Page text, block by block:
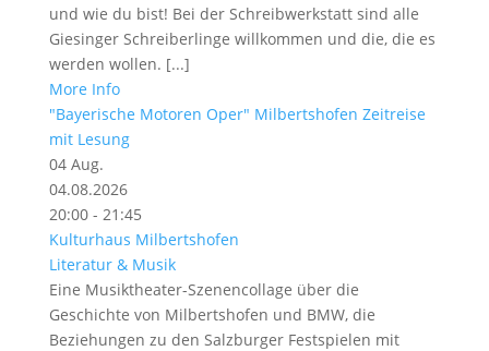
und wie du bist! Bei der Schreibwerkstatt sind alle
Giesinger Schreiberlinge willkommen und die, die es
werden wollen. [...]
More Info
"Bayerische Motoren Oper" Milbertshofen Zeitreise
mit Lesung
04 Aug.
04.08.2026
20:00 - 21:45
Kulturhaus Milbertshofen
Literatur & Musik
Eine Musiktheater-Szenencollage über die
Geschichte von Milbertshofen und BMW, die
Beziehungen zu den Salzburger Festspielen mit